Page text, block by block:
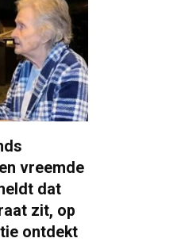
vreemde
dat
zit, op
ontdekt